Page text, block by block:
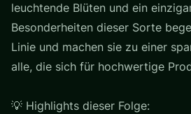
leuchtende Blüten und ein
Besonderheiten dieser Sorte
Linie und machen sie zu einer
alle, die sich für hochwertige
💡 Highlights dieser Folge: